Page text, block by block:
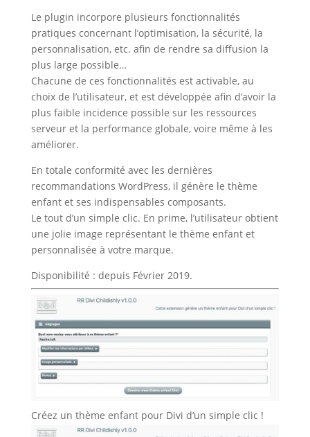
Le plugin incorpore plusieurs fonctionnalités
pratiques concernant l’optimisation, la sécurité, la
personnalisation, etc. afin de rendre sa diffusion la
plus large possible…
Chacune de ces fonctionnalités est activable, au
choix de l’utilisateur, et est développée afin d’avoir la
plus faible incidence possible sur les ressources
serveur et la performance globale, voire même à les
améliorer.
En totale conformité avec les dernières
recommandations WordPress, il génère le thème
enfant et ses indispensables composants.
Le tout d’un simple clic. En prime, l’utilisateur obtient
une jolie image représentant le thème enfant et
personnalisée à votre marque.
Disponibilité : depuis Février 2019.
Créez un thème enfant pour Divi d’un simple clic !